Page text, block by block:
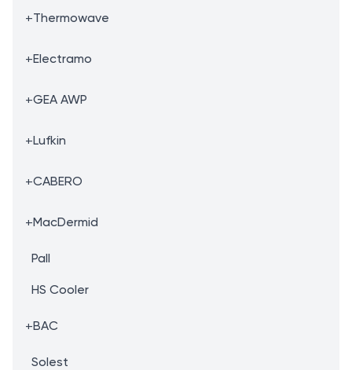
+Thermowave
+Electramo
+GEA AWP
+Lufkin
+CABERO
+MacDermid
Pall
HS Cooler
+BAC
Solest